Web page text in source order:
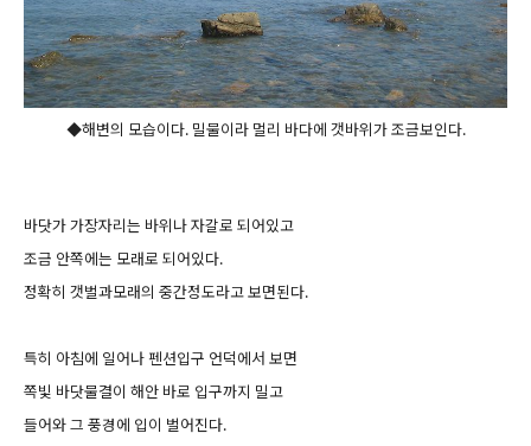
◆해변의 모습이다. 밀물이라 멀리 바다에 갯바위가 조금보인다.
바닷가 가장자리는 바위나 자갈로 되어있고
조금 안쪽에는 모래로 되어있다.
정확히 갯벌과모래의 중간정도라고 보면된다.
특히 아침에 일어나 펜션입구 언덕에서 보면
쪽빛 바닷물결이 해안 바로 입구까지 밀고
들어와 그 풍경에 입이 벌어진다.